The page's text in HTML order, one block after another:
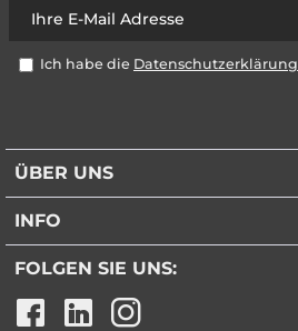
Ich habe die Datenschutzerklärung
ÜBER UNS
INFO
FOLGEN SIE UNS: